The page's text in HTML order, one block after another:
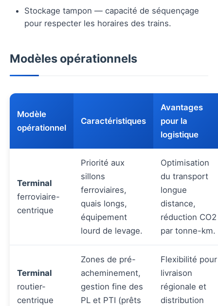
Stockage tampon — capacité de séquençage
pour respecter les horaires des trains.
Modèles opérationnels
Modèle
opérationnel
Caractéristiques
Avantages
pour la
logistique
Terminal
ferroviaire-
centrique
Priorité aux
sillons
ferroviaires,
quais longs,
équipement
lourd de levage.
Optimisation
du transport
longue
distance,
réduction CO2
par tonne-km.
Terminal
routier-
centrique
Zones de pré-
acheminement,
gestion fine des
PL et PTI (prêts
Flexibilité pour
livraison
régionale et
distribution